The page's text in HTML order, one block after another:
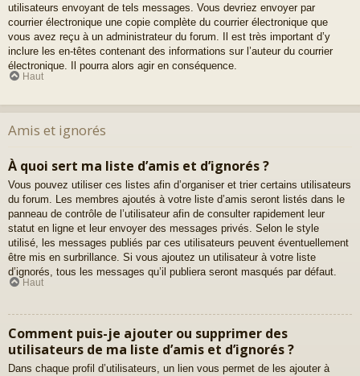
utilisateurs envoyant de tels messages. Vous devriez envoyer par
courrier électronique une copie complète du courrier électronique que
vous avez reçu à un administrateur du forum. Il est très important d’y
inclure les en-têtes contenant des informations sur l’auteur du courrier
électronique. Il pourra alors agir en conséquence.
Haut
Amis et ignorés
À quoi sert ma liste d’amis et d’ignorés ?
Vous pouvez utiliser ces listes afin d’organiser et trier certains utilisateurs
du forum. Les membres ajoutés à votre liste d’amis seront listés dans le
panneau de contrôle de l’utilisateur afin de consulter rapidement leur
statut en ligne et leur envoyer des messages privés. Selon le style
utilisé, les messages publiés par ces utilisateurs peuvent éventuellement
être mis en surbrillance. Si vous ajoutez un utilisateur à votre liste
d’ignorés, tous les messages qu’il publiera seront masqués par défaut.
Haut
Comment puis-je ajouter ou supprimer des
utilisateurs de ma liste d’amis et d’ignorés ?
Dans chaque profil d’utilisateurs, un lien vous permet de les ajouter à